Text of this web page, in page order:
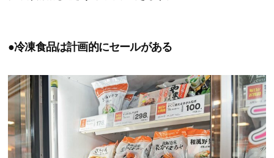
●冷凍食品は計画的にセールがある